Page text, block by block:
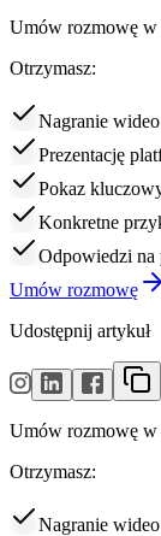
Umów rozmowę w
Otrzymasz:
Nagranie
Prezentację
Pokaz
Konkretne
Odpowiedzi na
Umów rozmowę
Udostępnij artykuł
Umów rozmowę w
Otrzymasz:
Nagranie